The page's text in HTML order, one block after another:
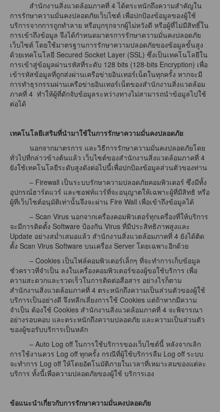
สำนักงานสิ่งแวดล้อมภาคที่ 4 ได้ตระหนักถึงความสำคัญใน
การรักษาความมั่นคงปลอดภัยเว็บไซต์ เพื่อปกป้องข้อมูลของผู้ใช้
บริการจากการถูกทำลาย หรือบุกรุกจากผู้ไม่หวังดี หรือผู้ที่ไม่มีสิทธิ์ใน
การเข้าถึงข้อมูล จึงได้กำหนดมาตรการรักษาความมั่นคงปลอดภัย
เว็บไซต์ โดยใช้มาตรฐานการรักษาความปลอดภัยของข้อมูลขั้นสูง
ด้วยเทคโนโลยี Secured Socket Layer (SSL) ซึ่งเป็นเทคโนโลยีใน
การเข้าสู่ข้อมูลผ่านรหัสที่ระดับ 128 bits (128-bits Encryption) เพื่อ
เข้ารหัสข้อมูลที่ถูกส่งผ่านเครือข่ายอินเทอร์เน็ตในทุกครั้ง หากจะมี
การทำธุรกรรมผ่านเครือข่ายอินเทอร์เน็ตของสำนักงานสิ่งแวดล้อม
ภาคที่ 4 ทำให้ผู้ที่ดักจับข้อมูลระหว่างทางไม่สามารถนำข้อมูลไปใช้
ต่อได้
เทคโนโลยีเสริมที่นำมาใช้ในการรักษาความมั่นคงปลอดภัย
นอกจากมาตรการ และวิธีการรักษาความมั่นคงปลอดภัยโดย
ทั่วไปที่กล่าวข้างต้นแล้ว เว็บไซต์ของสำนักงานสิ่งแวดล้อมภาคที่ 4
ยังใช้เทคโนโลยีระดับสูงดังต่อไปนี้เพื่อปกป้องข้อมูลส่วนตัวของท่าน
– Firewall เป็นระบบรักษาความปลอดภัยคอมพิวเตอร์ ซึ่งมีทั้ง
อุปกรณ์ฮาร์ดแวร์ และซอฟท์แวร์ที่จะอนุญาตให้เฉพาะผู้ที่มีสิทธิ หรือ
ผู้ที่เว็บไซต์อนุมัติเท่านั้นจึงจะผ่าน Fire Wall เพื่อเข้าถึงข้อมูลได้
– Scan Virus นอกจากเครื่องคอมพิวเตอร์ทุกเครื่องที่ให้บริการ
จะมีการติดตั้ง Software ป้องกัน Virus ที่มีประสิทธิภาพสูงและ
Update อย่างสม่ำเสมอแล้ว สำนักงานสิ่งแวดล้อมภาคที่ 4 ยังได้ติด
ตั้ง Scan Virus Software บนเครื่อง Server โดยเฉพาะอีกด้วย
– Cookies เป็นไฟล์คอมพิวเตอร์เล็กๆ ที่จะทำการเก็บข้อมูล
ชั่วคราวที่จำเป็น ลงในเครื่องคอมพิวเตอร์ของผู้ขอใช้บริการ เพื่อ
ความสะดวกและรวดเร็วในการติดต่อสื่อสาร อย่างไรก็ตาม
สำนักงานสิ่งแวดล้อมภาคที่ 4 ตระหนักถึงความเป็นส่วนตัวของผู้ใช้
บริการเป็นอย่างดี จึงหลีกเลี่ยงการใช้ Cookies แต่ถ้าหากมีความ
จำเป็น ต้องใช้ Cookies สำนักงานสิ่งแวดล้อมภาคที่ 4 จะพิจารณา
อย่างรอบคอบ และตระหนักถึงความปลอดภัย และความเป็นส่วนตัว
ของผู้ขอรับบริการเป็นหลัก
– Auto Log off ในการใช้บริการของเว็บไซต์นี้ หลังจากเลิก
การใช้งานควร Log off ทุกครั้ง กรณีที่ผู้ใช้บริการลืม Log off ระบบ
จะทำการ Log off ให้โดยอัตโนมัติภายในเวลาที่เหมาะสมของแต่ละ
บริการ ทั้งนี้เพื่อความปลอดภัยของผู้ใช้ บริการเอง
ข้อแนะนำเกี่ยวกับการรักษาความมั่นคงปลอดภัย